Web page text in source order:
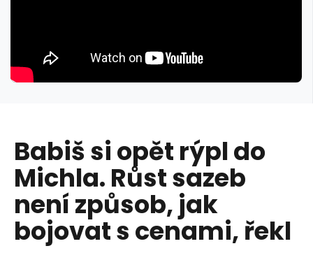
Babiš si opět rýpl do
Michla. Růst sazeb
není způsob, jak
bojovat s cenami, řekl